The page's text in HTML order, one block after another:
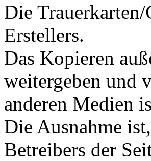
Die
Erstellers.
Das Kopieren
weitergeben und
anderen Medien
Die Ausnahme
Betreibers der